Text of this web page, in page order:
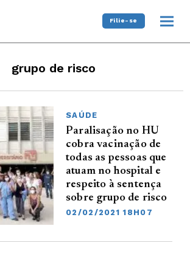
Filie-se
grupo de risco
SAÚDE
Paralisação no HU
cobra vacinação de
todas as pessoas que
atuam no hospital e
respeito à sentença
sobre grupo de risco
02/02/2021 18H07